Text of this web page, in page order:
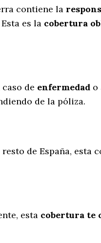
contiene la
es la cobertura
de enfermedad o
de la póliza.
de España,
esta cobertura te